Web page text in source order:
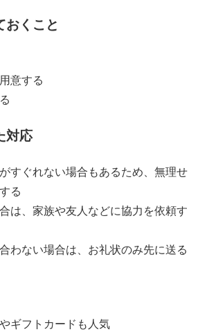
おくこと
意する
対応
すぐれない場合もあるため、無理せ
る
は、家族や友人などに協力を依頼す
わない場合は、お礼状のみ先に送る
ギフトカードも人気